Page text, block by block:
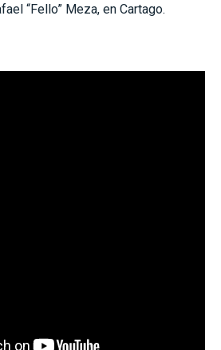
“Fello” Meza, en Cartago.